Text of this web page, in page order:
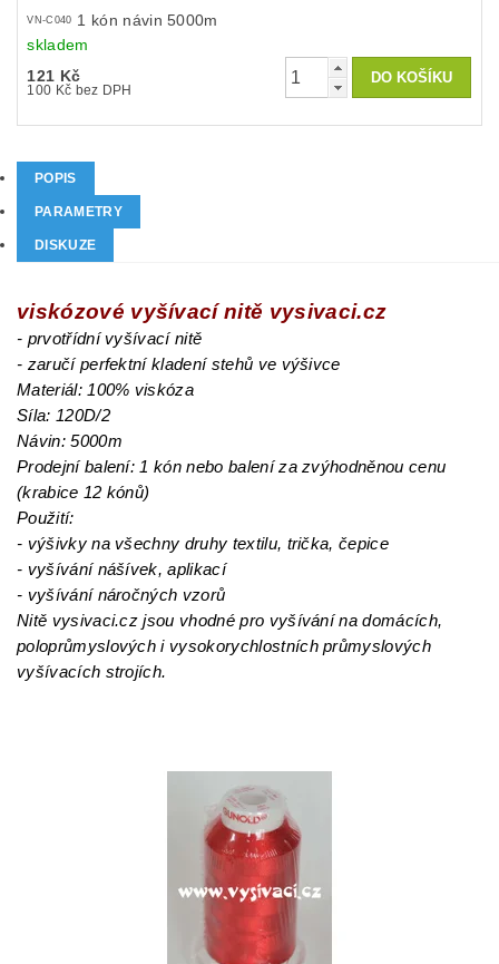
VN-C040 1 kón návin 5000m
skladem
121 Kč
100 Kč bez DPH
POPIS
PARAMETRY
DISKUZE
viskózové vyšívací nitě vysivaci.cz
- prvotřídní vyšívací nitě
- zaručí perfektní kladení stehů ve výšivce
Materiál: 100% viskóza
Síla: 120D/2
Návin: 5000m
Prodejní balení: 1 kón nebo balení za zvýhodněnou cenu
(krabice 12 kónů)
Použití:
- výšivky na všechny druhy textilu, trička, čepice
- vyšívání nášívek, aplikací
- vyšívání náročných vzorů
Nitě vysivaci.cz jsou vhodné pro vyšívání na domácích,
poloprůmyslových i vysokorychlostních průmyslových
vyšívacích strojích.